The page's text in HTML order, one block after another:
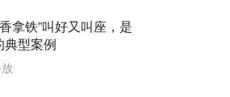
拿铁”叫好又叫座，是
典型案例